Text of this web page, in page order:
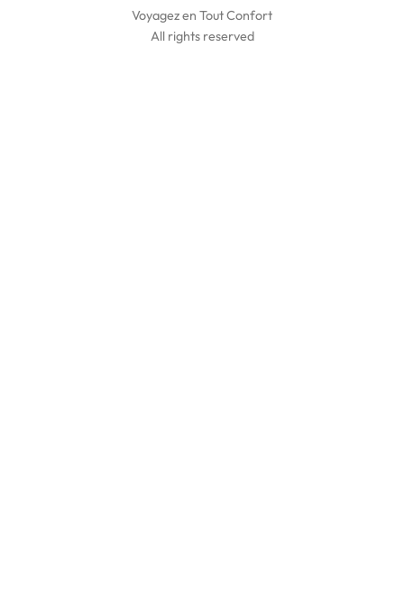
Voyagez en Tout Confort
All rights reserved